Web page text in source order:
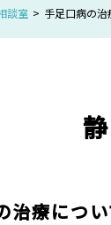
談室 手足口病の
治療につ